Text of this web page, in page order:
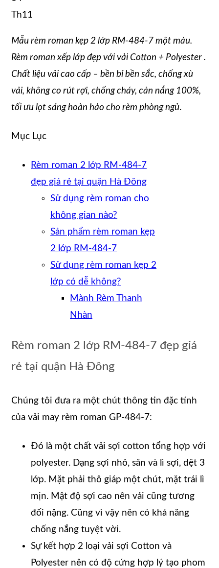
Th11
Mẫu rèm roman kẹp 2 lớp RM-484-7 một màu.
Rèm roman xếp lớp đẹp với vải Cotton + Polyester .
Chất liệu vải cao cấp – bền bỉ bền sắc, chống xù
vải, không co rút rợi, chống cháy, cản nắng 100%,
tối ưu lọt sáng hoàn hảo cho rèm phòng ngủ.
Mục Lục
Rèm roman 2 lớp RM-484-7
đẹp giá rẻ tại quận Hà Đông
Sử dụng rèm roman cho
không gian nào?
Sản phẩm rèm roman kẹp
2 lớp RM-484-7
Sử dụng rèm roman kẹp 2
lớp có dễ không?
Mành Rèm Thanh
Nhàn
Rèm roman 2 lớp RM-484-7 đẹp giá
rẻ tại quận Hà Đông
Chúng tôi đưa ra một chút thông tin đặc tính
của vải may rèm roman GP-484-7:
Đó là một chất vải sợi cotton tổng hợp với
polyester. Dạng sợi nhỏ, săn và lì sợi, dệt 3
lớp. Mặt phải thô giáp một chút, mặt trái lì
mịn. Mật độ sợi cao nên vải cũng tương
đối nặng. Cũng vì vậy nên có khả năng
chống nắng tuyệt vời.
Sự kết hợp 2 loại vải sợi Cotton và
Polyester nên có độ cứng hợp lý tạo phom